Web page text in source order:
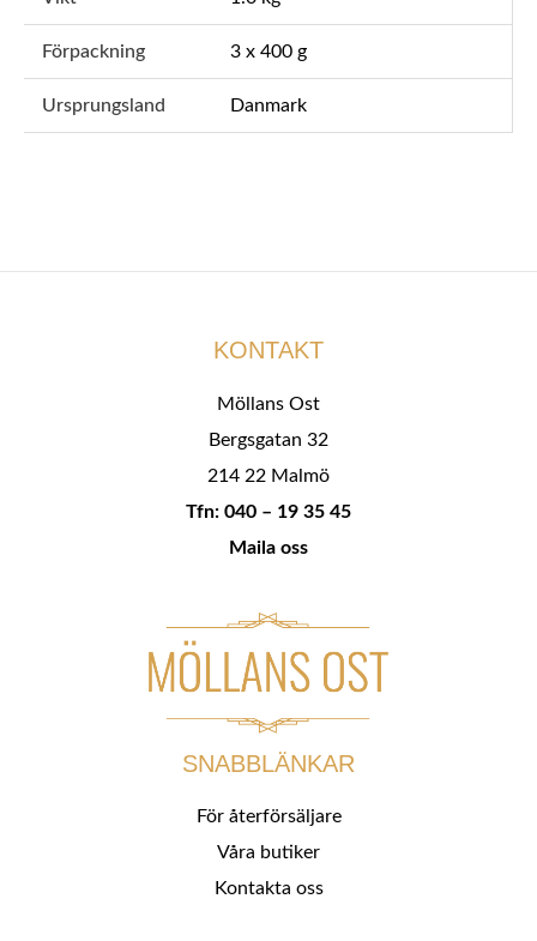
Förpackning 3 x 400 g
Ursprungsland Danmark
KONTAKT
Möllans Ost
Bergsgatan 32
214 22 Malmö
Tfn: 040 – 19 35 45
Maila oss
SNABBLÄNKAR
För återförsäljare
Våra butiker
Kontakta oss